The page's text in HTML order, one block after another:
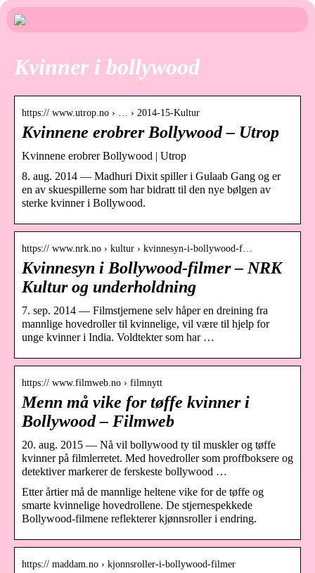
Kvinner i bollywood
https:// www.utrop.no › … › 2014-15-Kultur
Kvinnene erobrer Bollywood – Utrop
Kvinnene erobrer Bollywood | Utrop
8. aug. 2014 — Madhuri Dixit spiller i Gulaab Gang og er
en av skuespillerne som har bidratt til den nye bølgen av
sterke kvinner i Bollywood.
https:// www.nrk.no › kultur › kvinnesyn-i-bollywood-f…
Kvinnesyn i Bollywood-filmer – NRK
Kultur og underholdning
7. sep. 2014 — Filmstjernene selv håper en dreining fra
mannlige hovedroller til kvinnelige, vil være til hjelp for
unge kvinner i India. Voldtekter som har …
https:// www.filmweb.no › filmnytt
Menn må vike for tøffe kvinner i
Bollywood – Filmweb
20. aug. 2015 — Nå vil bollywood ty til muskler og tøffe
kvinner på filmlerretet. Med hovedroller som proffboksere og
detektiver markerer de ferskeste bollywood …
Etter årtier må de mannlige heltene vike for de tøffe og
smarte kvinnelige hovedrollene. De stjernespekkede
Bollywood-filmene reflekterer kjønnsroller i endring.
https:// maddam.no › kjonnsroller-i-bollywood-filmer